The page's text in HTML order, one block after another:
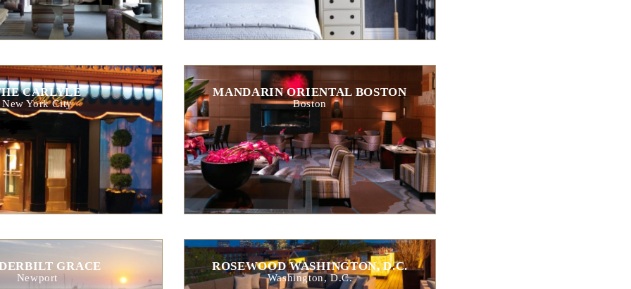
CARLYLE
New York City
MANDARIN ORIENTAL BOSTON
Boston
GRACE
Newport
ROSEWOOD WASHINGTON, D.C.
Washington, D.C.